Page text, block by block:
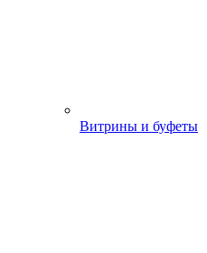
Витрины и буфеты